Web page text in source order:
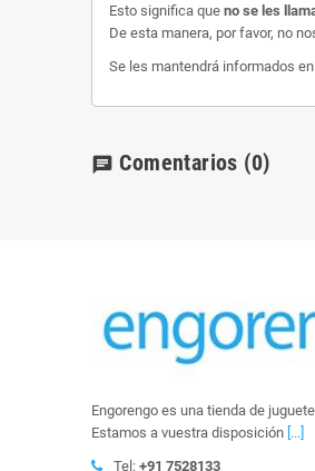
Esto significa que no se les
De esta manera, por favor, no
Se les mantendrá informados
chat Comentarios (0)
Engorengo es una tienda de
Estamos a vuestra disposición [...]
Tel: +91 7528133